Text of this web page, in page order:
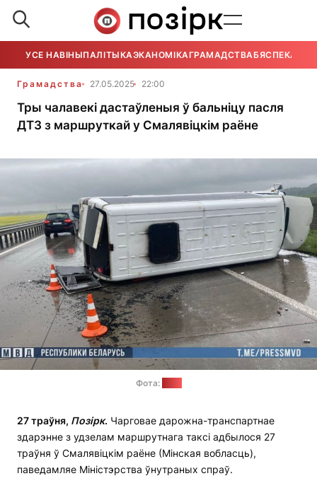
УСЕ НАВІНЫПАЛІТЫКАЭКАНОМІКАГРАМАДСТВАБЯСПЕКА
Грамадства 27.05.2025 22:00
Тры чалавекі дастаўленыя ў бальніцу пасля
ДТЗ з маршруткай у Смалявіцкім раёне
Фота:
27 траўня, Позірк. Чарговае дарожна-транспартнае
здарэнне з удзелам маршрутнага таксі адбылося 27
траўня ў Смалявіцкім раёне (Мінская вобласць),
паведамляе Міністэрства ўнутраных спраў.